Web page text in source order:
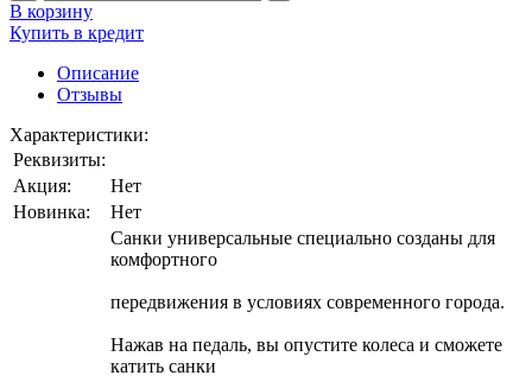
В корзину
Купить в кредит
Описание
Отзывы
Характеристики:
Реквизиты:
Акция:
Нет
Новинка:
Нет
Санки универсальные специально созданы для
комфортного
передвижения в условиях современного города.
Нажав на педаль, вы опустите колеса и сможете
катить санки